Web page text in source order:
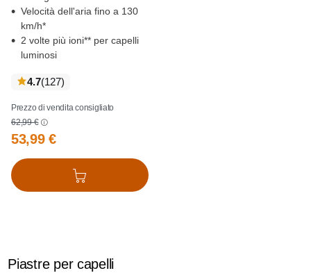
Velocità dell'aria fino a 130
km/h*
2 volte più ioni** per capelli
luminosi
4.7(127recensioni
)
Prezzo di vendita consigliato
62,99 €
53,99 €
Aggiungi al carrello
Piastre per capelli